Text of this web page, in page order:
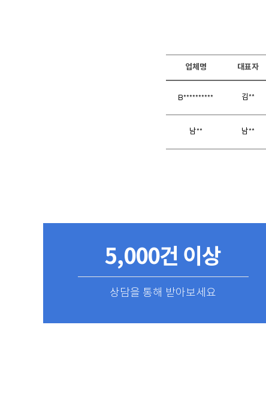
업체명 대표자
B********** 김**
남** 남**
5,000건 이상
상담을 통해 받아보세요